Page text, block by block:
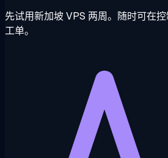
先试用新加坡 VPS 两周。随时可在
工单。